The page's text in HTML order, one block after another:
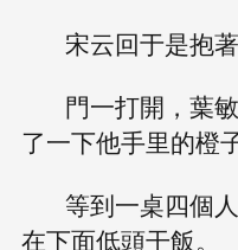
宋云回于是抱
門一打開，葉
了一下他手里的橙
等到一桌四個
在下面低頭干飯。